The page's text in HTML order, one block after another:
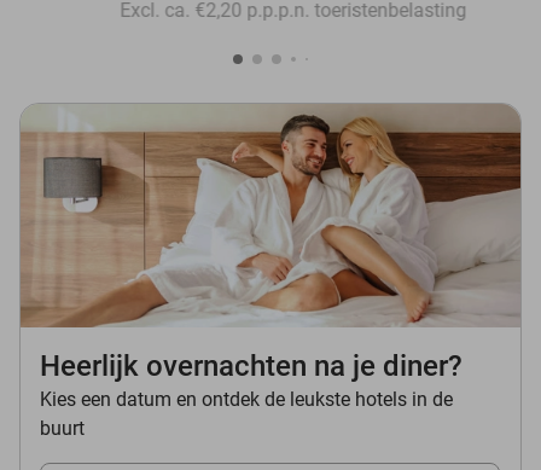
Excl. ca. €2,20 p.p.p.n. toeristenbelasting
Heerlijk overnachten na je diner?
Kies een datum en ontdek de leukste hotels in de
buurt